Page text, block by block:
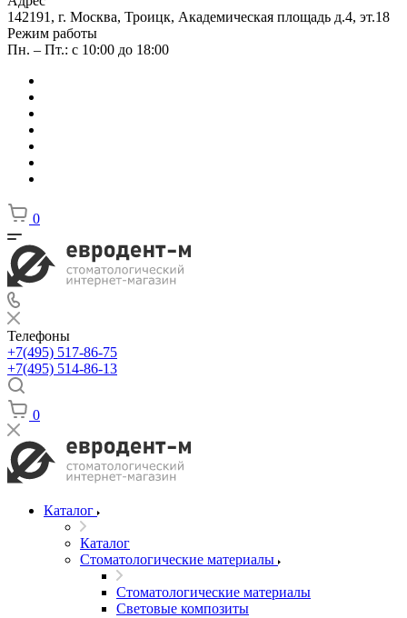
142191, г. Москва, Троицк, Академическая площадь д.4, эт.18
Режим работы
Пн. – Пт.: с 10:00 до 18:00
0
Телефоны
+7(495) 517-86-75
+7(495) 514-86-13
0
Каталог
Каталог
Стоматологические материалы
Стоматологические материалы
Световые композиты